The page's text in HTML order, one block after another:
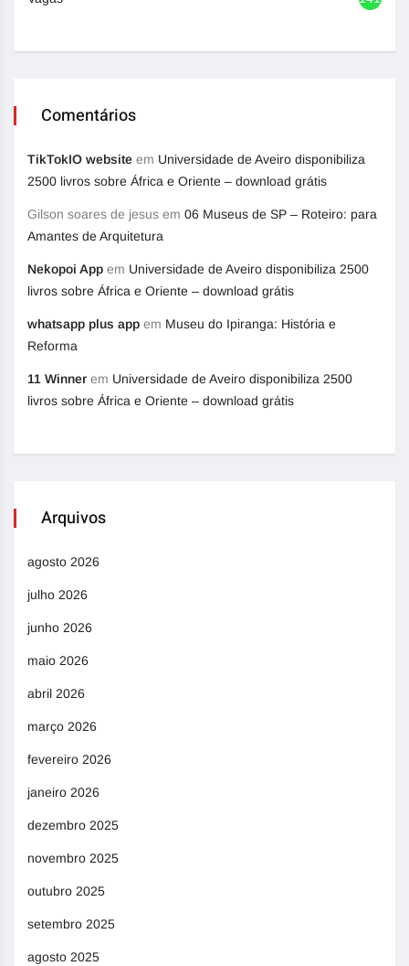
Comentários
TikTokIO website em Universidade de Aveiro disponibiliza
2500 livros sobre África e Oriente – download grátis
Gilson soares de jesus em 06 Museus de SP – Roteiro: para
Amantes de Arquitetura
Nekopoi App em Universidade de Aveiro disponibiliza 2500
livros sobre África e Oriente – download grátis
whatsapp plus app em Museu do Ipiranga: História e
Reforma
11 Winner em Universidade de Aveiro disponibiliza 2500
livros sobre África e Oriente – download grátis
Arquivos
agosto 2026
julho 2026
junho 2026
maio 2026
abril 2026
março 2026
fevereiro 2026
janeiro 2026
dezembro 2025
novembro 2025
outubro 2025
setembro 2025
agosto 2025